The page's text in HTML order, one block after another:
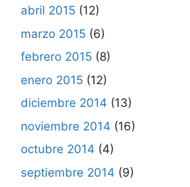
abril 2015 (12)
marzo 2015 (6)
febrero 2015 (8)
enero 2015 (12)
diciembre 2014 (13)
noviembre 2014 (16)
octubre 2014 (4)
septiembre 2014 (9)